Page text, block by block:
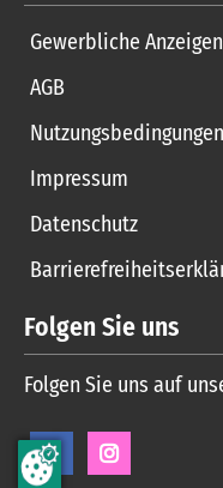
Gewerbliche
AGB
Nutzungsbedingungen
Impressum
Datenschutz
Folgen Sie uns
Folgen Sie uns auf